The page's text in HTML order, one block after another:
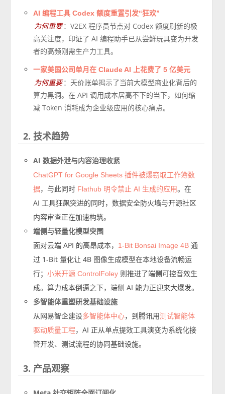
AI 编程工具 Codex 额度重置引发“狂欢”
为何重要 ：V2EX 程序员节点对 Codex 额度刷新的极
高关注度，印证了 AI 编程助手已从尝鲜玩具变为开发
者的高频刚需生产力工具。
一家美国公司单月在 Claude AI 上花费了 5 亿美元
为何重要 ：天价账单揭示了当前大模型商业化背后的
算力黑洞。在 API 调用成本居高不下的当下，如何缩
减 Token 消耗成为企业级应用的核心痛点。
2. 技术趋势
AI 数据外泄与内容治理收紧
ChatGPT for Google Sheets 插件被爆窃取工作簿数
据，与此同时 Flathub 明令禁止 AI 生成的应用。在
AI 工具狂飙突进的同时，数据安全防火墙与开源社区
内容审查正在加速构筑。
端侧与轻量化模型突围
面对云端 API 的高昂成本，
1-Bit Bonsai Image 4B 通
过 1-Bit 量化让 4B 图像生成模型在本地设备流畅运
行；小米开源 ControlFoley 则推进了端侧可控音效生
成。算力成本倒逼之下，端侧 AI 能力正迎来大爆发。
多智能体重塑研发基础设施
从网易智企建设多智能体中心，到腾讯用测试智能体
驱动质量工程，AI 正从单点提效工具演变为系统化接
管开发、测试流程的协同基础设施。
3. 产品观察